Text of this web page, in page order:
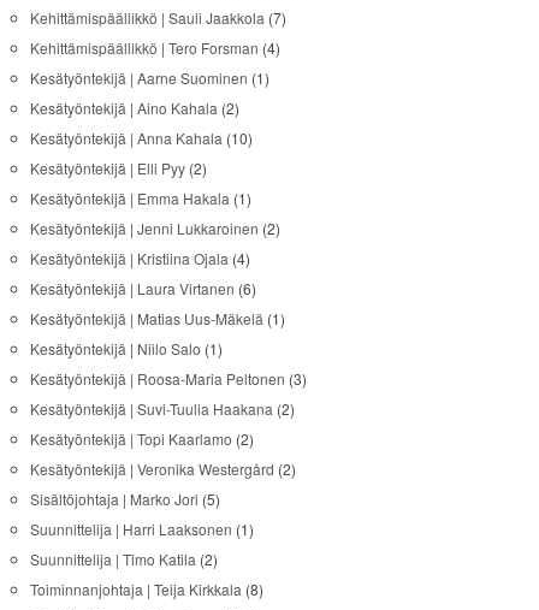
Kehittämispäällikkö | Sauli Jaakkola (7)
Kehittämispäällikkö | Tero Forsman (4)
Kesätyöntekijä | Aarne Suominen (1)
Kesätyöntekijä | Aino Kahala (2)
Kesätyöntekijä | Anna Kahala (10)
Kesätyöntekijä | Elli Pyy(2)
Kesätyöntekijä | Emma Hakala (1)
Kesätyöntekijä | Jenni Lukkaroinen (2)
Kesätyöntekijä | Kristiina Ojala (4)
Kesätyöntekijä | Laura Virtanen (6)
Kesätyöntekijä | Matias Uus-Mäkelä (1)
Kesätyöntekijä | Niilo Salo (1)
Kesätyöntekijä | Roosa-Maria Peltonen (3)
Kesätyöntekijä | Suvi-Tuulia Haakana (2)
Kesätyöntekijä | Topi Kaarlamo (2)
Kesätyöntekijä | Veronika Westergård (2)
Sisältöjohtaja | Marko Jori (5)
Suunnittelija | Harri Laaksonen (1)
Suunnittelija | Timo Katila (2)
Toiminnanjohtaja | Teija Kirkkala (8)